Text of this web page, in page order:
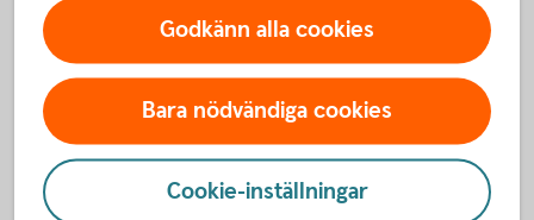
längre perioder av deltidsarbete ger lägre
pension.
Deltidsarbete under småbarnsår påverkar
tjänstepensionsavtal du har. Kolla upp vad
Godkänn alla cookies
Bara nödvändiga cookies
Cookie-inställningar